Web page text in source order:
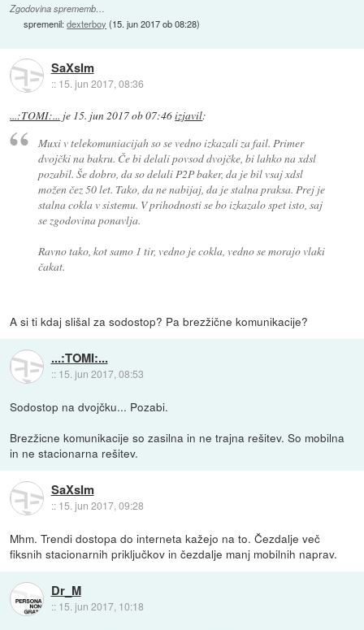
Zgodovina sprememb…
spremenil:dexterboy (15. jun 2017 ob 08:28)
SaXsIm
:: 15. jun 2017, 08:36
...:TOMI:... je 15. jun 2017 ob 07:46izjavil:
Muxi v telekomuniacijah so se vedno izkazali za fail. Primer
dvojčki na bakru. Če bi delali povsod dvojčke, bi lahko na xdsl
pozabil. Še dobro, da so delali P2P baker, da je bil vsaj xdsl
možen čez 50 let. Tako, da ne nabijaj, da je stalna praksa. Prej je
stalna cokla v sistemu. V prihodnosti se bo izkazalo spet isto, saj
se zgodovina ponavlja.
Ravno tako, kot samo 1 tir, vedno je cokla, vedno se morajo vlaki
čakat.
A si ti kdaj slišal za sodostop? Pa brezžične komunikacije?
...:TOMI:...
:: 15. jun 2017, 08:53
Sodostop na dvojčku... Pozabi.
Brezžicne komunikacije so zasilna in ne trajna rešitev. So mobilna
in ne stacionarna rešitev.
SaXsIm
:: 15. jun 2017, 09:28
Mhm. Trendi dostopa do interneta kažejo na to. Čezdalje več
fiksnih stacionarnih priključkov in čezdalje manj mobilnih naprav.
Dr_M
:: 15. jun 2017, 10:18